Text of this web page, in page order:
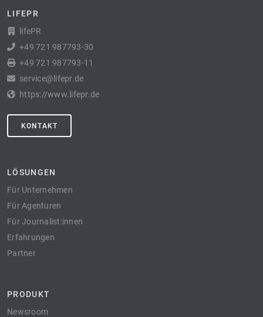
LIFEPR
lifePR
+49 721 987793-30
+49 721 987793-11
service@lifepr.de
https://www.lifepr.de
KONTAKT
LÖSUNGEN
Für Unternehmen
Für Agenturen
Für Journalist:innen
Erfahrungen
Partner
PRODUKT
Newsroom